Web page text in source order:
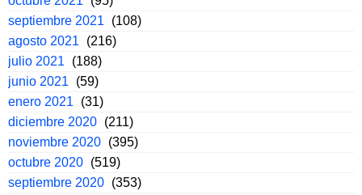
septiembre 2021
(108)
agosto 2021
(216)
julio 2021
(188)
junio 2021
(59)
enero 2021
(31)
diciembre 2020 (211)
noviembre 2020 (395)
octubre 2020 (519)
septiembre 2020 (353)